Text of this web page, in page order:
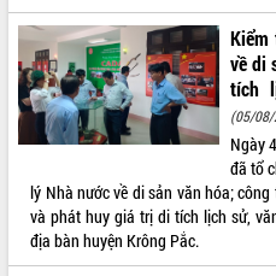
HỆ THỐNG VĂN BẢN
VĂN BẢN HĐND TỈNH
ĐIỂM TIN VĂN BẢN
Kiểm
về di
tích
(05/08/
Ngày
đã tổ
lý Nhà nước về di sản văn hóa;
và phát huy giá trị di tích lịch sử,
địa bàn huyện Krông Pắc.